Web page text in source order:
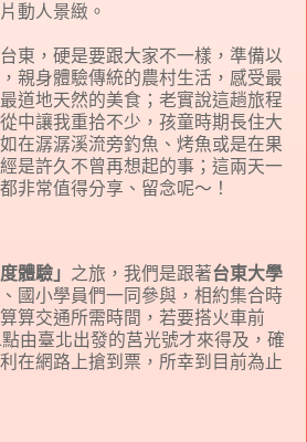
動人景緻。
東，硬是要跟大家不一樣，準備以
親身體驗傳統的農村生活，感受最
道地天然的美食；老實說這趟旅程
中讓我重拾不少，孩童時期長住大
在潺潺溪流旁釣魚、烤魚或是在果
是許久不曾再想起的事；這兩天一
非常值得分享、留念呢～！
體驗」 之旅，我們是跟著台東大學
國小學員們一同參與，相約集合時
算交通所需時間，若要搭火車前
由臺北出發的莒光號才來得及，確
在網路上搶到票，所幸到目前為止